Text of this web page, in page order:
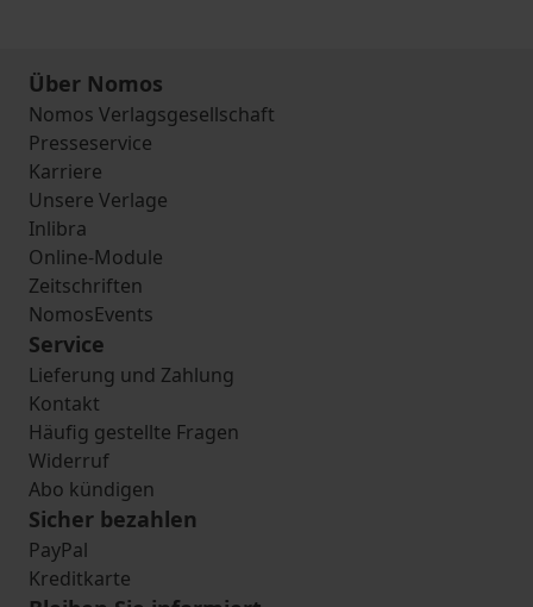
Über Nomos
Nomos Verlagsgesellschaft
Presseservice
Karriere
Unsere Verlage
Inlibra
Online-Module
Zeitschriften
NomosEvents
Service
Lieferung und Zahlung
Kontakt
Häufig gestellte Fragen
Widerruf
Abo kündigen
Sicher bezahlen
PayPal
Kreditkarte